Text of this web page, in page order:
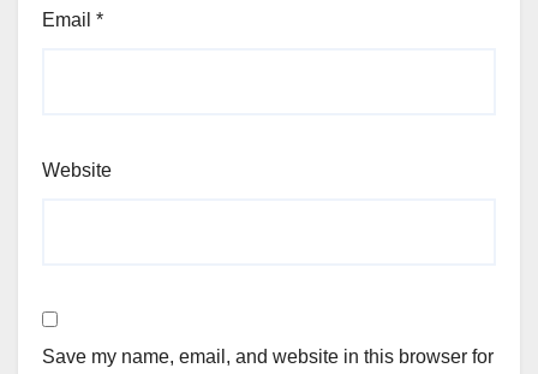
Email *
Website
Save my name, email, and website in this browser for